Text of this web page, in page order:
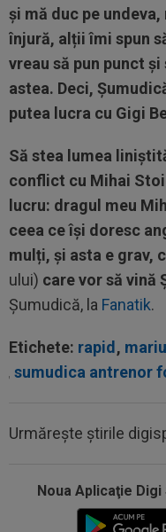
și mă duc pe
înjură, alții îmi spun
vreau să pun punct
astea. Deci,
putea lucra cu Gigi
Să stea lumea
conflict cu Mihai
lucru: dragul meu
ceea ce își doresc
mulți, și asta e grav,
ului) care vor să vină
Șumudică, la Fanatik.
Etichete: rapid ,
, sumudica antrenor
Urmărește știrile
Noua Aplicaţie